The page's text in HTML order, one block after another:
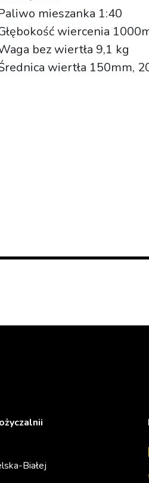
mieszanka 1:40
wiercenia
bez wiertła 9,1 kg
wiertła 150mm,
Białej